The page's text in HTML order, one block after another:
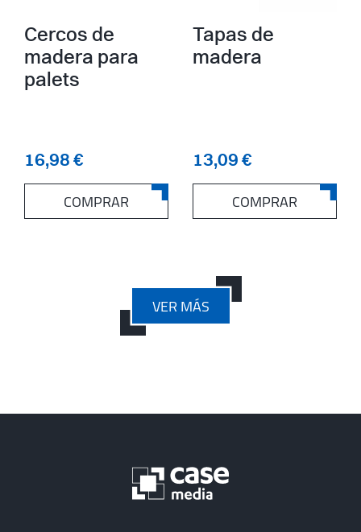
Cercos de
madera para
palets
16,98 €
COMPRAR
Tapas de
madera
13,09 €
COMPRAR
VER MÁS